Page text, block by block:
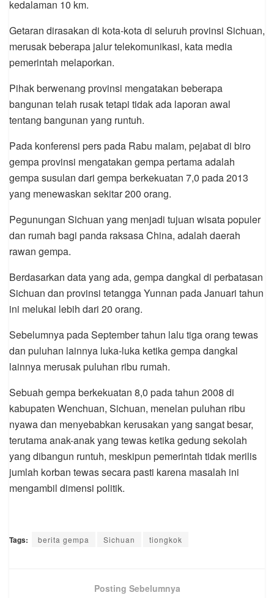
kedalaman 10 km.
Getaran dirasakan di kota-kota di seluruh provinsi Sichuan,
merusak beberapa jalur telekomunikasi, kata media
pemerintah melaporkan.
Pihak berwenang provinsi mengatakan beberapa
bangunan telah rusak tetapi tidak ada laporan awal
tentang bangunan yang runtuh.
Pada konferensi pers pada Rabu malam, pejabat di biro
gempa provinsi mengatakan gempa pertama adalah
gempa susulan dari gempa berkekuatan 7,0 pada 2013
yang menewaskan sekitar 200 orang.
Pegunungan Sichuan yang menjadi tujuan wisata populer
dan rumah bagi panda raksasa China, adalah daerah
rawan gempa.
Berdasarkan data yang ada, gempa dangkal di perbatasan
Sichuan dan provinsi tetangga Yunnan pada Januari tahun
ini melukai lebih dari 20 orang.
Sebelumnya pada September tahun lalu tiga orang tewas
dan puluhan lainnya luka-luka ketika gempa dangkal
lainnya merusak puluhan ribu rumah.
Sebuah gempa berkekuatan 8,0 pada tahun 2008 di
kabupaten Wenchuan, Sichuan, menelan puluhan ribu
nyawa dan menyebabkan kerusakan yang sangat besar,
terutama anak-anak yang tewas ketika gedung sekolah
yang dibangun runtuh, meskipun pemerintah tidak merilis
jumlah korban tewas secara pasti karena masalah ini
mengambil dimensi politik.
Tags: berita gempa Sichuan tiongkok
Posting Sebelumnya